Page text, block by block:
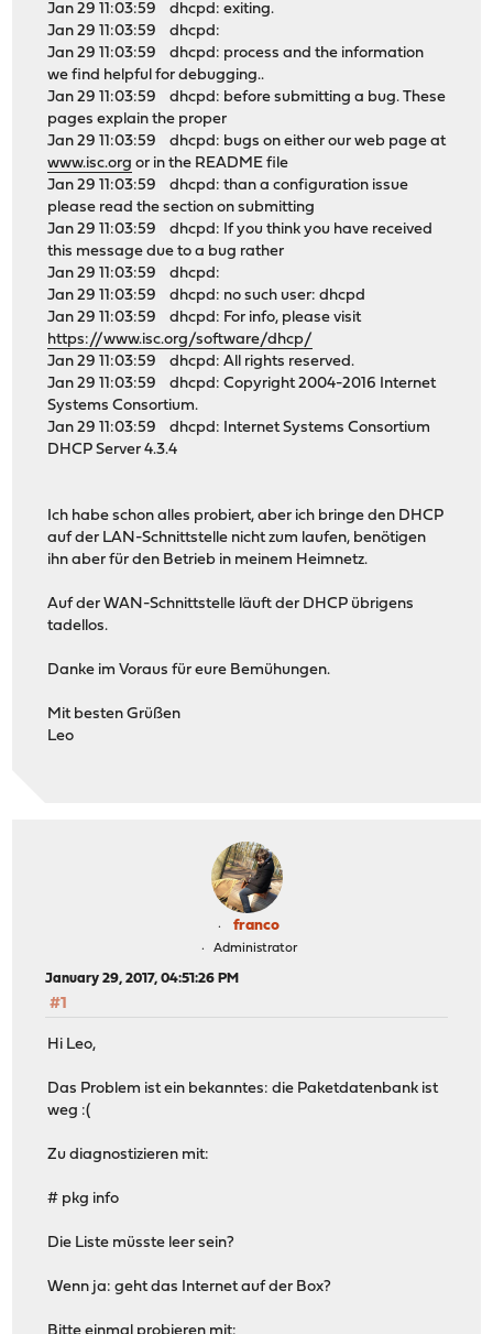
Jan 29 11:03:59 dhcpd: exiting.
Jan 29 11:03:59 dhcpd:
Jan 29 11:03:59 dhcpd: process and the information
we find helpful for debugging..
Jan 29 11:03:59 dhcpd: before submitting a bug. These
pages explain the proper
Jan 29 11:03:59 dhcpd: bugs on either our web page at
www.isc.org or in the README file
Jan 29 11:03:59 dhcpd: than a configuration issue
please read the section on submitting
Jan 29 11:03:59 dhcpd: If you think you have received
this message due to a bug rather
Jan 29 11:03:59 dhcpd:
Jan 29 11:03:59 dhcpd: no such user: dhcpd
Jan 29 11:03:59 dhcpd: For info, please visit
https://www.isc.org/software/dhcp/
Jan 29 11:03:59 dhcpd: All rights reserved.
Jan 29 11:03:59 dhcpd: Copyright 2004-2016 Internet
Systems Consortium.
Jan 29 11:03:59 dhcpd: Internet Systems Consortium
DHCP Server 4.3.4
Ich habe schon alles probiert, aber ich bringe den DHCP
auf der LAN-Schnittstelle nicht zum laufen, benötigen
ihn aber für den Betrieb in meinem Heimnetz.
Auf der WAN-Schnittstelle läuft der DHCP übrigens
tadellos.
Danke im Voraus für eure Bemühungen.
Mit besten Grüßen
Leo
franco
Administrator
January 29, 2017, 04:51:26 PM
#1
Hi Leo,
Das Problem ist ein bekanntes: die Paketdatenbank ist
weg :(
Zu diagnostizieren mit:
# pkg info
Die Liste müsste leer sein?
Wenn ja: geht das Internet auf der Box?